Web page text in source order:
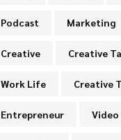
Podcast Marketing
Creative Creative
Work Life Creative
Entrepreneur Video